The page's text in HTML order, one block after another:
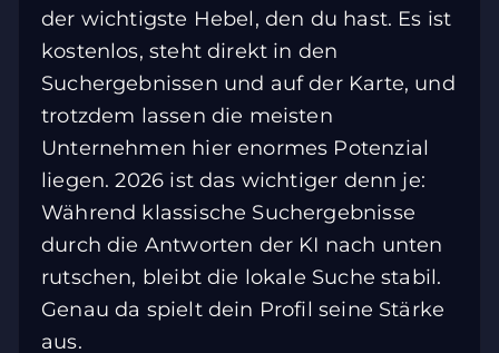
der wichtigste Hebel, den du hast. Es ist
kostenlos, steht direkt in den
Suchergebnissen und auf der Karte, und
trotzdem lassen die meisten
Unternehmen hier enormes Potenzial
liegen. 2026 ist das wichtiger denn je:
Während klassische Suchergebnisse
durch die Antworten der KI nach unten
rutschen, bleibt die lokale Suche stabil.
Genau da spielt dein Profil seine Stärke
aus.